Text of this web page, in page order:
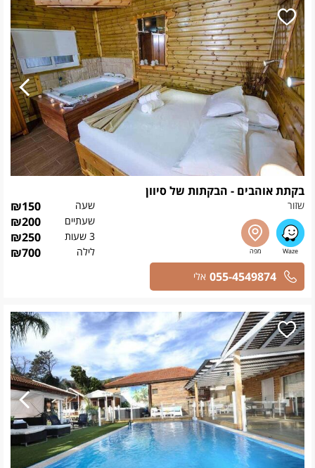
בקתת אוהבים - הבקתות של סיוון
שזור שעה ₪150
שעתיים ₪200
3 שעות ₪250
לילה ₪700
055-4549874 אלי